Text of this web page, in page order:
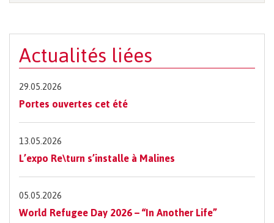
Actualités liées
29.05.2026
Portes ouvertes cet été
13.05.2026
L’expo Re\turn s’installe à Malines
05.05.2026
World Refugee Day 2026 – “In Another Life”